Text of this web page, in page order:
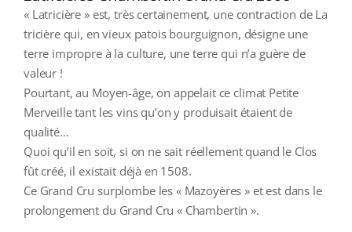
« Latricière » est, très certainement, une contraction de La
tricière qui, en vieux patois bourguignon, désigne une
terre impropre à la culture, une terre qui n’a guère de
valeur !
Pourtant, au Moyen-âge, on appelait ce climat Petite
Merveille tant les vins qu’on y produisait étaient de
qualité…
Quoi qu’il en soit, si on ne sait réellement quand le Clos
fût créé, il existait déjà en 1508.
Ce Grand Cru surplombe les « Mazoyères » et est dans le
prolongement du Grand Cru « Chambertin ».